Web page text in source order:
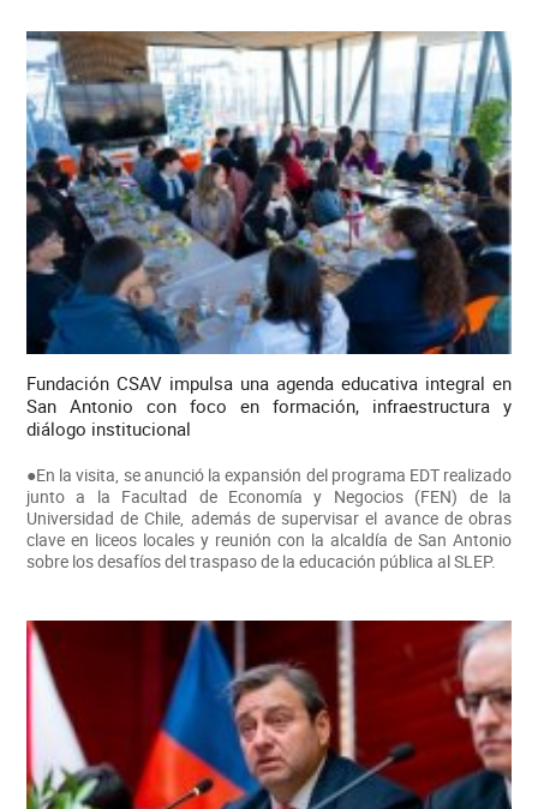
Fundación CSAV impulsa una agenda educativa integral en
San Antonio con foco en formación, infraestructura y
diálogo institucional
●En la visita, se anunció la expansión del programa EDT realizado
junto a la Facultad de Economía y Negocios (FEN) de la
Universidad de Chile, además de supervisar el avance de obras
clave en liceos locales y reunión con la alcaldía de San Antonio
sobre los desafíos del traspaso de la educación pública al SLEP.